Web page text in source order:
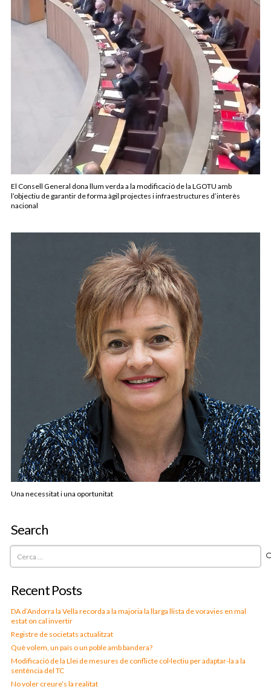
El Consell General dona llum verda a la modificació de la LGOTU amb
l’objectiu de garantir de forma àgil projectes i infraestructures d’interès
nacional
Una necessitat i una oportunitat
Search
Cerca:
Recent Posts
DA d’Andorra la Vella recorda a la majoria la llarga llista de voravies en mal
estat on cal invertir
Registre de societats actualitzat
Què volem, un país o un poble amb bandera?
Modificació de la Llei de mesures de conflicte col·lectiu per adaptar-la a la
sentència del TC
No voler creure’s la realitat